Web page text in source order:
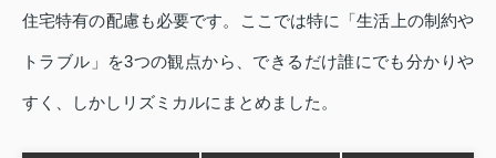
住宅特有の配慮も必要です。ここでは特に「生活上の制約や
トラブル」を3つの観点から、できるだけ誰にでも分かりや
すく、しかしリズミカルにまとめました。